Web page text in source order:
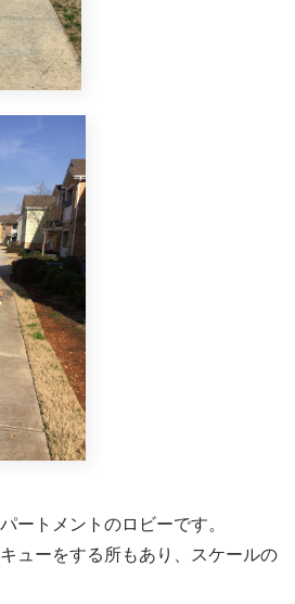
ートメントのロビーです。
ューをする所もあり、スケールの